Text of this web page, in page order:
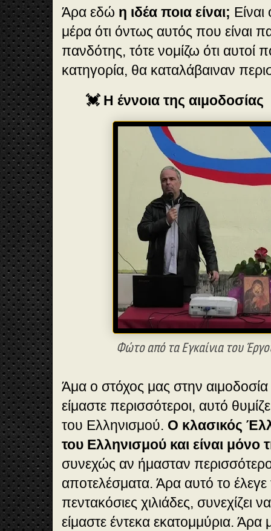
Άρα εδώ η ιδέα ποια είναι; Είναι
μέρα ότι όντως αυτός που είναι
πανδότης, τότε νομίζω ότι αυτοί
κατηγορία, θα καταλάβαιναν
💓 Η έννοια της αιμοδοσίας
Φώτο από τα Εγκαίνια του
Άμα ο στόχος μας στην αιμοδοσία
είμαστε περισσότεροι, αυτό
του Ελληνισμού. Ο κλασικός
του Ελληνισμού και είναι μόνο
συνεχώς αν ήμασταν
αποτελέσματα. Άρα αυτό το
πεντακόσιες χιλιάδες, συνεχίζει
είμαστε έντεκα εκατομμύρια. Άρα